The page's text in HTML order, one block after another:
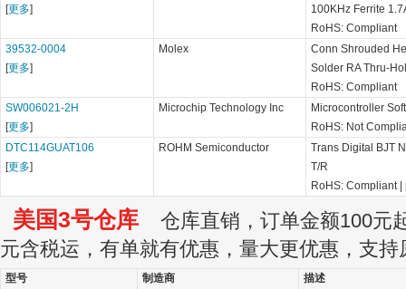
[更多]
100KHz Ferrite
RoHS: Compliant
39532-0004
[更多]
Molex
Conn Shrouded
Solder RA Thru-
RoHS: Compliant
SW006021-2H
[更多]
Microchip Technology Inc
Microcontroller
RoHS: Not
DTC114GUAT106
[更多]
ROHM Semiconductor
Trans Digital BJT
T/R
RoHS: Compliant
美国3号仓库 仓库直销，订单金额100元
元含税运，有单就有优惠，量大更优惠，支持
型号 制造商 描述